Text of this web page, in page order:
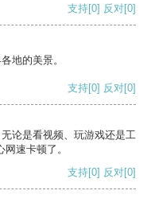
支持[0] 反对[0]
地的美景。
支持[0] 反对[0]
论是看视频、玩游戏还是工
速卡顿了。
支持[0] 反对[0]